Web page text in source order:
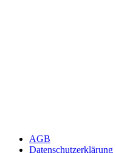
AGB
Datenschutzerklärung